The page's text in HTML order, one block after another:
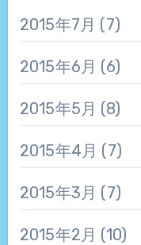
2015年7月 (7)
2015年6月 (6)
2015年5月 (8)
2015年4月 (7)
2015年3月 (7)
2015年2月 (10)